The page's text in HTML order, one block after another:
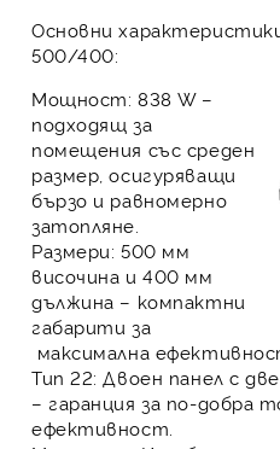
Основни
500/400:
Мощност: 838 W –
подходящ за
помещения със среден
размер, осигуряващи
бързо и равномерно
затопляне.
Размери: 500 мм
височина и 400 мм
дължина – компактни
габарити за
максимална
Тип 22: Двоен панел с
– гаранция за по-добра
ефективност.